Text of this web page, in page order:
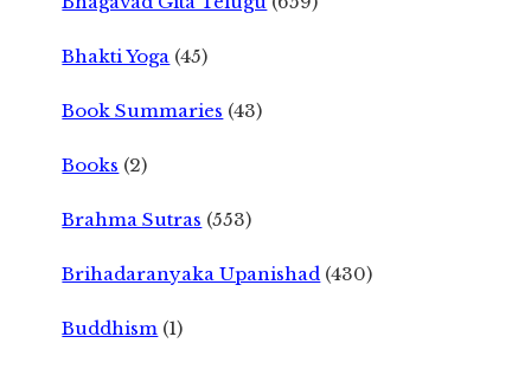
Bhakti Yoga (45)
Book Summaries (43)
Books (2)
Brahma Sutras (553)
Brihadaranyaka Upanishad (430)
Buddhism (1)